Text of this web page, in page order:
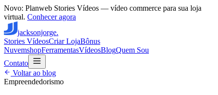
Novo: Planweb Stories Vídeos — vídeo commerce para sua loja
virtual. Conhecer agora
jacksonjorge.
Stories VídeosCriar LojaBônus
NuvemshopFerramentasVídeosBlogQuem Sou
Contato
Voltar ao blog
Empreendedorismo